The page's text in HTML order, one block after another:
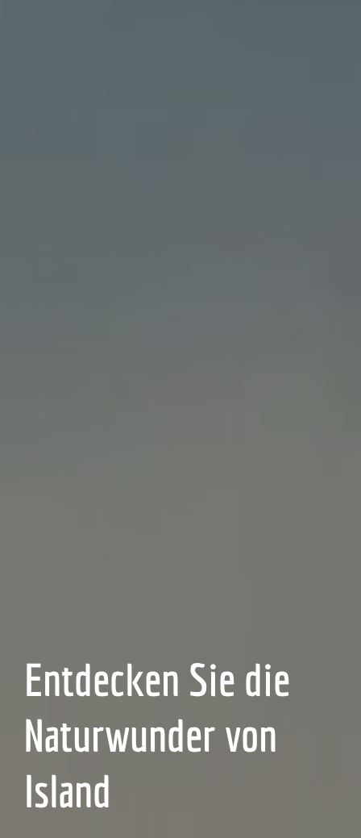
Entdecken Sie die
Naturwunder von
Island